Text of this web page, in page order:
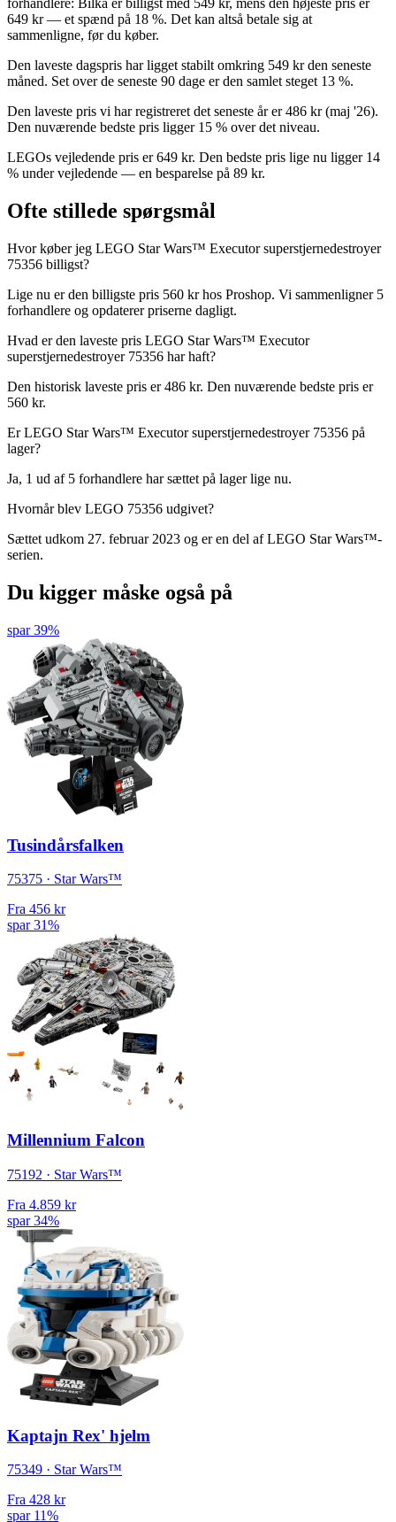
forhandlere: Bilka er billigst med 549 kr, mens den højeste pris er
649 kr — et spænd på 18 %. Det kan altså betale sig at
sammenligne, før du køber.
Den laveste dagspris har ligget stabilt omkring 549 kr den seneste
måned. Set over de seneste 90 dage er den samlet steget 13 %.
Den laveste pris vi har registreret det seneste år er 486 kr (maj '26).
Den nuværende bedste pris ligger 15 % over det niveau.
LEGOs vejledende pris er 649 kr. Den bedste pris lige nu ligger 14
% under vejledende — en besparelse på 89 kr.
Ofte stillede spørgsmål
Hvor køber jeg LEGO Star Wars™ Executor superstjernedestroyer
75356 billigst?
Lige nu er den billigste pris 560 kr hos Proshop. Vi sammenligner 5
forhandlere og opdaterer priserne dagligt.
Hvad er den laveste pris LEGO Star Wars™ Executor
superstjernedestroyer 75356 har haft?
Den historisk laveste pris er 486 kr. Den nuværende bedste pris er
560 kr.
Er LEGO Star Wars™ Executor superstjernedestroyer 75356 på
lager?
Ja, 1 ud af 5 forhandlere har sættet på lager lige nu.
Hvornår blev LEGO 75356 udgivet?
Sættet udkom 27. februar 2023 og er en del af LEGO Star Wars™-
serien.
Du kigger måske også på
spar 39%
Tusindårsfalken
75375 · Star Wars™
Fra 456 kr
spar 31%
Millennium Falcon
75192 · Star Wars™
Fra 4.859 kr
spar 34%
Kaptajn Rex' hjelm
75349 · Star Wars™
Fra 428 kr
spar 11%